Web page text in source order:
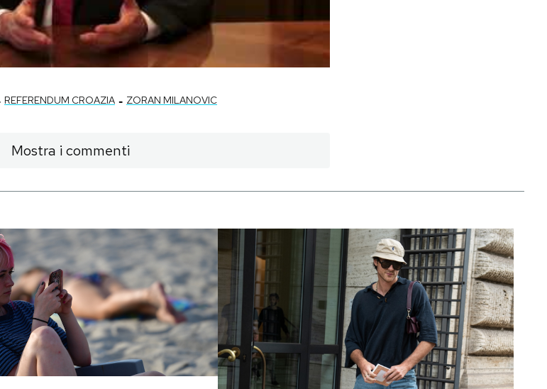
REFERENDUM CROAZIA - ZORAN MILANOVIC
Mostra i commenti